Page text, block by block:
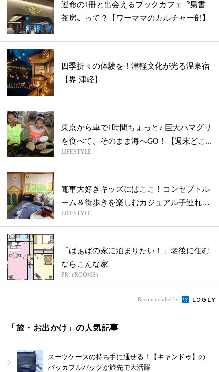
運命の1冊と出会えるブックカフェ〝梟書
茶房〟って？【ワーママのカルチャー部】
四季折々の体験を！津軽文化が光る温泉宿
【界 津軽】
東京から車で1時間ちょっと♪ 巨大ハマグリ
を食べて、そのまま海へGO！【週末どこ...
LIFESTYLE
電車大好きキッズにはここ！コンセプトル
ーム＆街歩きを楽しむカジュアル子連れス
テイ...
LIFESTYLE
「ばぁばの家に泊まりたい！」老後に住む
ならこんな家
PR（ROOMS）
Recommended by
「旅・お出かけ」の人気記事
スーツケースの持ち手に通せる！【キャンドゥ】の
パッカブルバッグが旅先で大活躍